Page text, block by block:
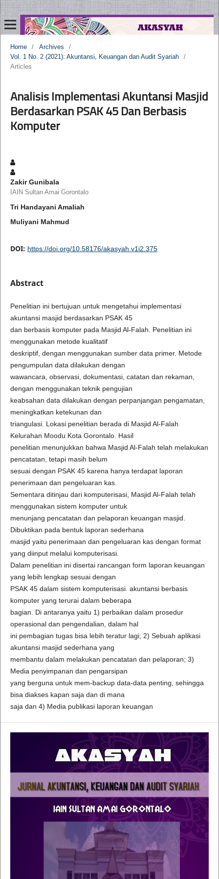
Home / Archives
/
Vol. 1 No. 2 (2021): Akuntansi, Keuangan dan Audit Syariah
/
Articles
Analisis Implementasi Akuntansi Masjid
Berdasarkan PSAK 45 Dan Berbasis
Komputer
Zakir Gunibala
IAIN Sultan Amai Gorontalo
Tri Handayani Amaliah
Muliyani Mahmud
DOI: https://doi.org/10.58176/akasyah.v1i2.375
Abstract
Penelitian ini bertujuan untuk mengetahui implementasi
akuntansi masjid berdasarkan PSAK 45
dan berbasis komputer pada Masjid Al-Falah. Penelitian ini
menggunakan metode kualitatif
deskriptif, dengan menggunakan sumber data primer. Metode
pengumpulan data dilakukan dengan
wawancara, observasi, dokumentasi, catatan dan rekaman,
dengan menggunakan teknik pengujian
keabsahan data dilakukan dengan perpanjangan pengamatan,
meningkatkan ketekunan dan
triangulasi. Lokasi penelitian berada di Masjid Al-Falah
Kelurahan Moodu Kota Gorontalo. Hasil
penelitian menunjukkan bahwa Masjid Al-Falah telah melakukan
pencatatan, tetapi masih belum
sesuai dengan PSAK 45 karena hanya terdapat laporan
penerimaan dan pengeluaran kas.
Sementara ditinjau dari komputerisasi, Masjid Al-Falah telah
menggunakan sistem komputer untuk
menunjang pencatatan dan pelaporan keuangan masjid.
Dibuktikan pada bentuk laporan sederhana
masjid yaitu penerimaan dan pengeluaran kas dengan format
yang diinput melalui komputerisasi.
Dalam penelitian ini disertai rancangan form laporan keuangan
yang lebih lengkap sesuai dengan
PSAK 45 dalam sistem komputerisasi. akuntansi berbasis
komputer yang terurai dalam beberapa
bagian. Di antaranya yaitu 1) perbaikan dalam prosedur
operasional dan pengendalian, dalam hal
ini pembagian tugas bisa lebih teratur lagi; 2) Sebuah aplikasi
akuntansi masjid sederhana yang
membantu dalam melakukan pencatatan dan pelaporan; 3)
Media penyimpanan dan pengarsipan
yang berguna untuk mem-backup data-data penting, sehingga
bisa diakses kapan saja dan di mana
saja dan 4) Media publikasi laporan keuangan